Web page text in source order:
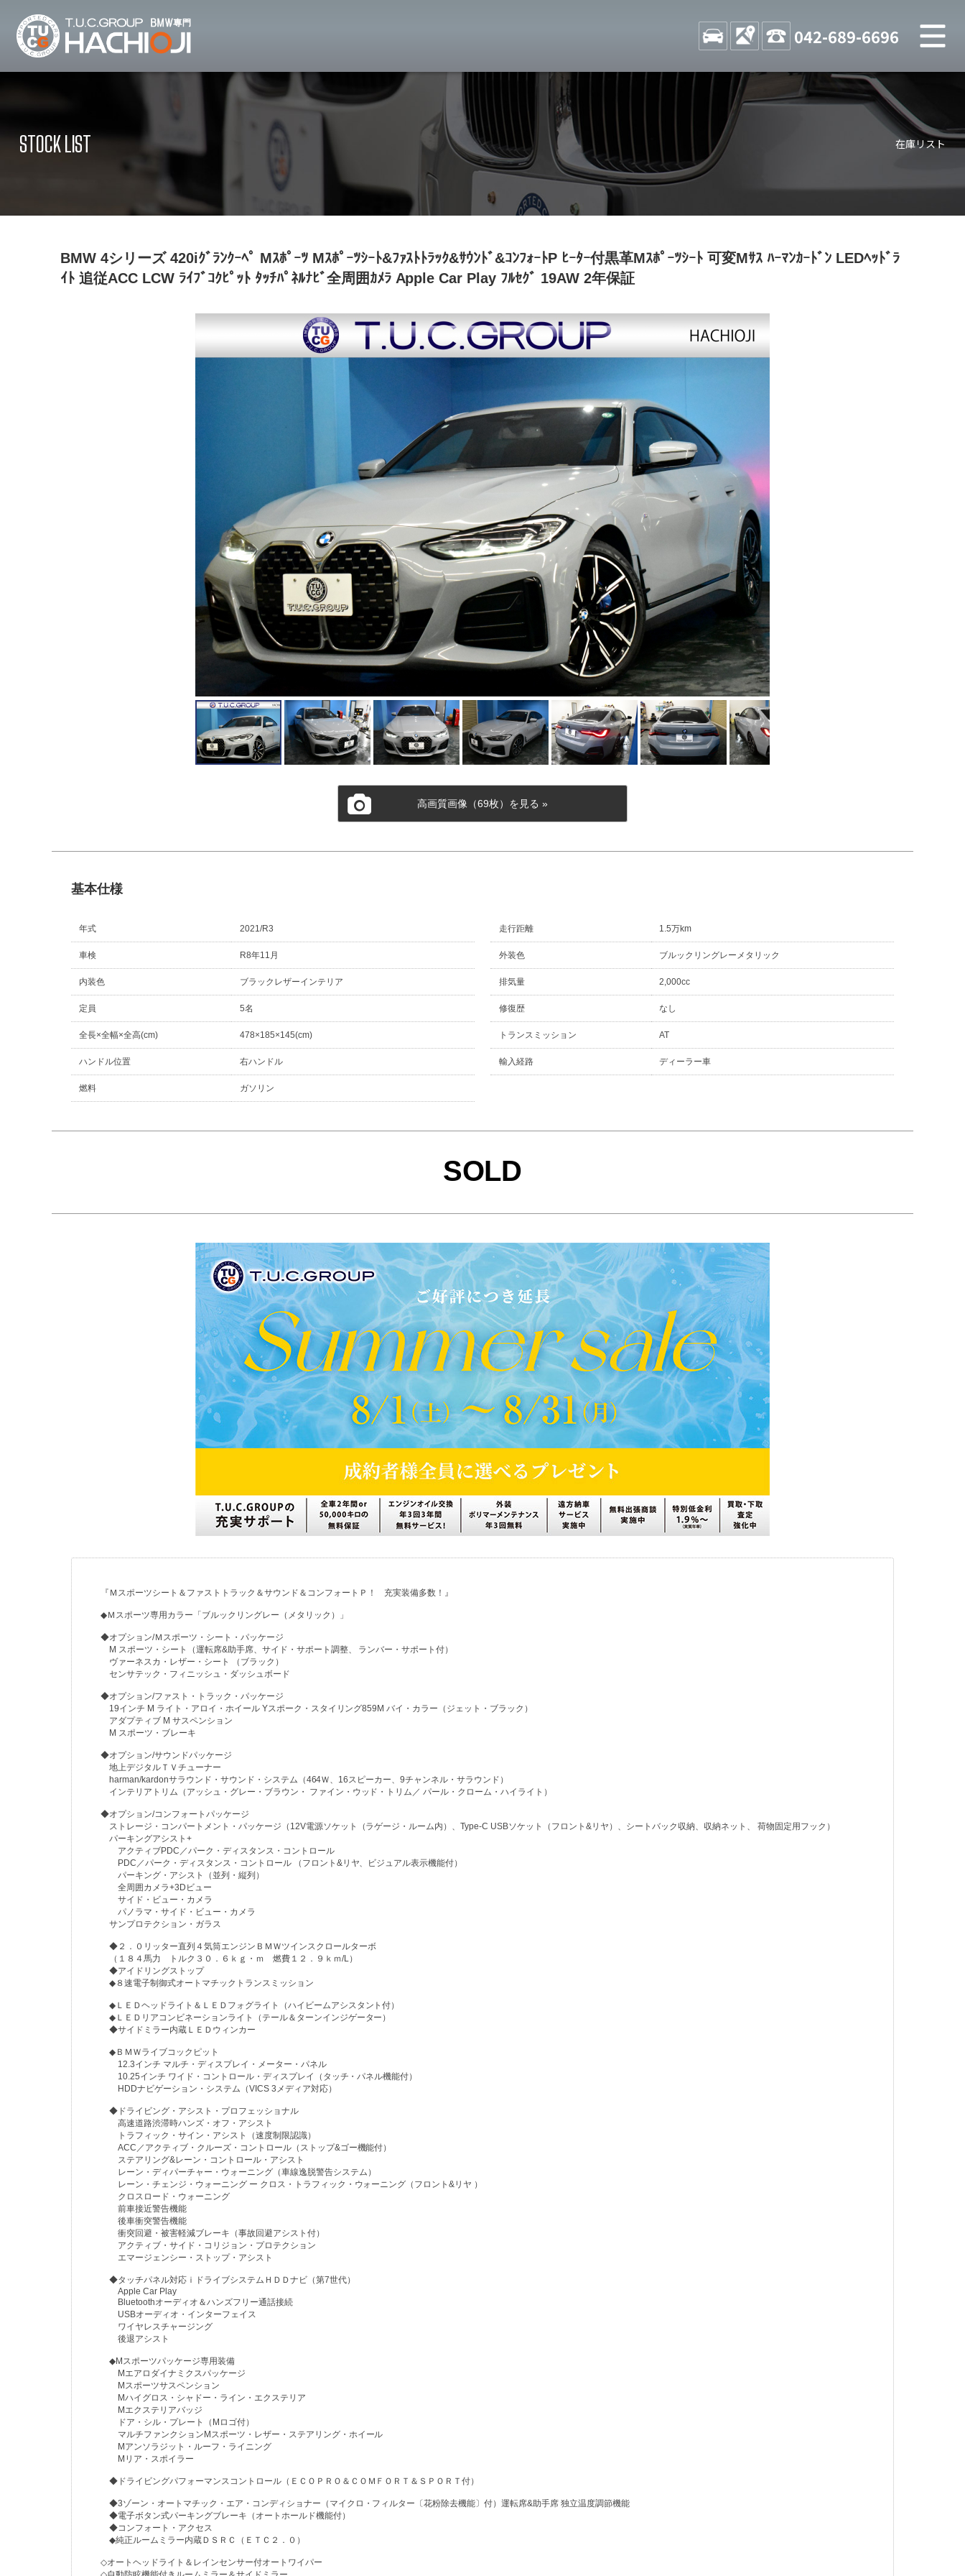
STOCK ACCESS 042-689-6696
在庫リスト 目玉車両一覧
Features Stock list
店舗紹介
Shop information
保証＆サービス 全国納車
Delivery service
買取無料査定
Trade in
TUCとは？
What's TUC
リクルート
Recruit
納車blog
User's voice
スタッフblog
Staff blog
STOCK LIST 在庫リスト
BMW 4シリーズ 420iｸﾞﾗﾝｸｰﾍﾟ Mｽﾎﾟｰﾂ Mｽﾎﾟｰﾂｼｰﾄ&ﾌｧｽﾄﾄﾗｯｸ&ｻｳﾝﾄﾞ&ｺﾝﾌｫｰﾄP ﾋｰﾀｰ付黒革Mｽﾎﾟｰﾂｼｰﾄ 可変Mｻｽ ﾊｰﾏﾝｶｰﾄﾞﾝ LEDﾍｯﾄﾞﾗ
ｲﾄ 追従ACC LCW ﾗｲﾌﾞｺｸﾋﾟｯﾄ ﾀｯﾁﾊﾟﾈﾙﾅﾋﾞ全周囲ｶﾒﾗ Apple Car Play ﾌﾙｾｸﾞ 19AW 2年保証
高画質画像（69枚）を見る »
基本仕様
年式 2021/R3 走行距離 1.5万km
車検 R8年11月 外装色 ブルックリングレーメタリック
内装色 ブラックレザーインテリア 排気量 2,000cc
定員 5名 修復歴 なし
全長×全幅×全高(cm) 478×185×145(cm) トランスミッション AT
ハンドル位置 右ハンドル 輸入経路 ディーラー車
燃料 ガソリン
SOLD
『Ｍスポーツシート＆ファストトラック＆サウンド＆コンフォートＰ！ 充実装備多数！』
◆Ｍスポーツ専用カラー「ブルックリングレー（メタリック）」
◆オプション/Ｍスポーツ・シート・パッケージ
M スポーツ・シート（運転席&助手席、サイド・サポート調整、 ランバー・サポート付）
ヴァーネスカ・レザー・シート （ブラック）
センサテック・フィニッシュ・ダッシュボード
◆オプション/ファスト・トラック・パッケージ
19インチ M ライト・アロイ・ホイール Yスポーク・スタイリング859M バイ・カラー（ジェット・ブラック）
アダプティブ M サスペンション
M スポーツ・ブレーキ
◆オプション/サウンドパッケージ
地上デジタルＴＶチューナー
harman/kardonサラウンド・サウンド・システム（464Ｗ、16スピーカー、9チャンネル・サラウンド）
インテリアトリム（アッシュ・グレー・ブラウン・ ファイン・ウッド・トリム／ パール・クローム・ハイライト）
◆オプション/コンフォートパッケージ
ストレージ・コンパートメント・パッケージ（12V電源ソケット（ラゲージ・ルーム内）、Type-C USBソケット（フロント&リヤ）、シートバック収納、収納ネット、 荷物固定用フック）
パーキングアシスト+
アクティブPDC／パーク・ディスタンス・コントロール
PDC／パーク・ディスタンス・コントロール （フロント&リヤ、ビジュアル表示機能付）
パーキング・アシスト（並列・縦列）
全周囲カメラ+3Dビュー
サイド・ビュー・カメラ
パノラマ・サイド・ビュー・カメラ
サンプロテクション・ガラス
◆２．０リッター直列４気筒エンジンＢＭＷツインスクロールターボ
（１８４馬力 トルク３０．６ｋｇ・ｍ 燃費１２．９ｋｍ/L）
◆アイドリングストップ
◆８速電子制御式オートマチックトランスミッション
◆ＬＥＤヘッドライト＆ＬＥＤフォグライト（ハイビームアシスタント付）
◆ＬＥＤリアコンビネーションライト（テール＆ターンインジゲーター）
◆サイドミラー内蔵ＬＥＤウィンカー
◆ＢＭＷライブコックピット
12.3インチ マルチ・ディスプレイ・メーター・パネル
10.25インチ ワイド・コントロール・ディスプレイ（タッチ・パネル機能付）
HDDナビゲーション・システム（VICS 3メディア対応）
◆ドライビング・アシスト・プロフェッショナル
高速道路渋滞時ハンズ・オフ・アシスト
トラフィック・サイン・アシスト（速度制限認識）
ACC／アクティブ・クルーズ・コントロール（ストップ&ゴー機能付）
ステアリング&レーン・コントロール・アシスト
レーン・ディパーチャー・ウォーニング（車線逸脱警告システム）
レーン・チェンジ・ウォーニング ー クロス・トラフィック・ウォーニング（フロント&リヤ ）
クロスロード・ウォーニング
前車接近警告機能
後車衝突警告機能
衝突回避・被害軽減ブレーキ（事故回避アシスト付）
アクティブ・サイド・コリジョン・プロテクション
エマージェンシー・ストップ・アシスト
◆タッチパネル対応ｉドライブシステムＨＤＤナビ（第7世代）
Apple Car Play
Bluetoothオーディオ＆ハンズフリー通話接続
USBオーディオ・インターフェイス
ワイヤレスチャージング
後退アシスト
◆Mスポーツパッケージ専用装備
Mエアロダイナミクスパッケージ
Mスポーツサスペンション
Mハイグロス・シャドー・ライン・エクステリア
Mエクステリアバッジ
ドア・シル・プレート（Mロゴ付）
マルチファンクションMスポーツ・レザー・ステアリング・ホイール
Mアンソラジット・ルーフ・ライニング
Mリア・スポイラー
◆ドライビングパフォーマンスコントロール（ＥＣＯＰＲＯ＆ＣＯＭＦＯＲＴ＆ＳＰＯＲＴ付）
◆3ゾーン・オートマチック・エア・コンディショナー（マイクロ・フィルター〔花粉除去機能〕付）運転席&助手席 独立温度調節機能
◆電子ボタン式パーキングブレーキ（オートホールド機能付）
◆コンフォート・アクセス
◆純正ルームミラー内蔵ＤＳＲＣ（ＥＴＣ２．０）
◇オートヘッドライト＆レインセンサー付オートワイパー